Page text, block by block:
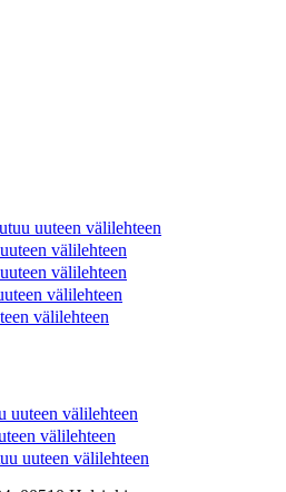
uuteen välilehteen
välilehteen
välilehteen
välilehteen
välilehteen
uuteen välilehteen
välilehteen
uuteen välilehteen